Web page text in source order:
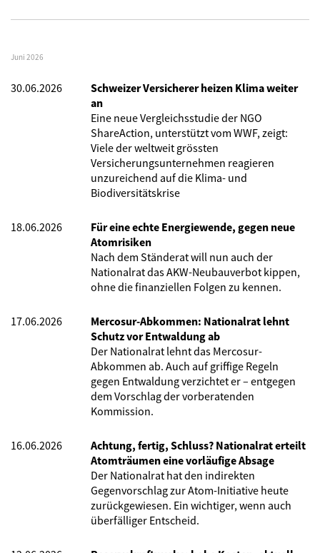
Juni 2026
30.06.2026
Schweizer Versicherer heizen Klima weiter
an
Eine neue Vergleichsstudie der NGO
ShareAction, unterstützt vom WWF, zeigt:
Viele der weltweit grössten
Versicherungsunternehmen reagieren
unzureichend auf die Klima- und
Biodiversitätskrise
18.06.2026
Für eine echte Energiewende, gegen neue
Atomrisiken
Nach dem Ständerat will nun auch der
Nationalrat das AKW-Neubauverbot kippen,
ohne die finanziellen Folgen zu kennen.
17.06.2026
Mercosur-Abkommen: Nationalrat lehnt
Schutz vor Entwaldung ab
Der Nationalrat lehnt das Mercosur-
Abkommen ab. Auch auf griffige Regeln
gegen Entwaldung verzichtet er – entgegen
dem Vorschlag der vorberatenden
Kommission.
16.06.2026
Achtung, fertig, Schluss? Nationalrat erteilt
Atomträumen eine vorläufige Absage
Der Nationalrat hat den indirekten
Gegenvorschlag zur Atom-Initiative heute
zurückgewiesen. Ein wichtiger, wenn auch
überfälliger Entscheid.